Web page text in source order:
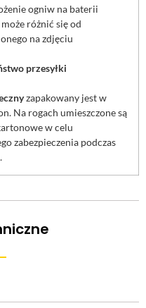
ogniw na baterii
różnić się od
na zdjęciu
przesyłki
zapakowany jest w
Na rogach umieszczone są
w celu
zabezpieczenia podczas